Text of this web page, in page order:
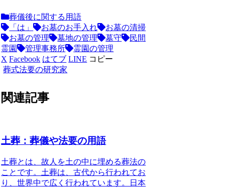
葬儀後に関する用語
「は」
お墓のお手入れ
お墓の清掃
お墓の管理
墓地の管理 墓守
民間
霊園
管理事務所
霊園の管理
X Facebook はてブ LINE コピー
葬式法要の研究家
関連記事
土葬：葬儀や法要の用語
土葬とは、故人を土の中に埋める葬法の
ことです。土葬は、古代から行われてお
り、世界中で広く行われています。日本